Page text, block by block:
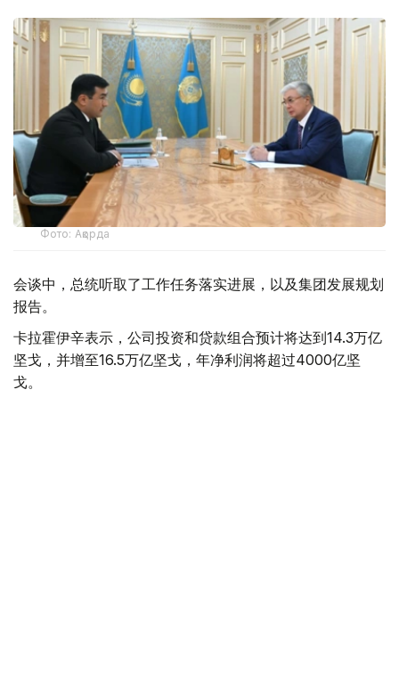
Фото: Ақорда
会谈中，总统听取了工作任务落实进展，以及集团发展规划
报告。
卡拉霍伊辛表示，公司投资和贷款组合预计将达到14.3万亿
坚戈，并增至16.5万亿坚戈，年净利润将超过4000亿坚
戈。